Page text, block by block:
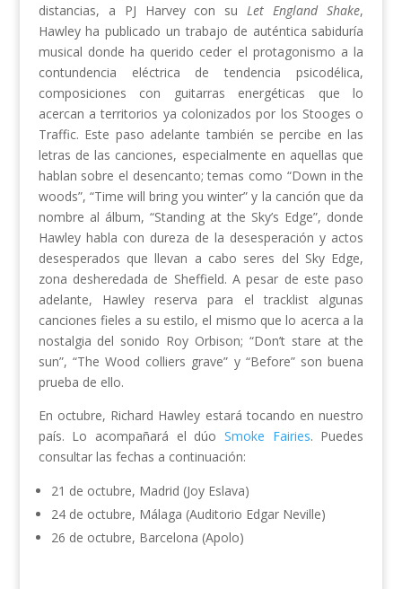
distancias, a PJ Harvey con suLet England Shake,
Hawley ha publicado un trabajo de auténtica sabiduría
musical donde ha querido ceder el protagonismo a la
contundencia eléctrica de tendencia psicodélica,
composiciones con guitarras energéticas que lo
acercan a territorios ya colonizados por los Stooges o
Traffic. Este paso adelante también se percibe en las
letras de las canciones, especialmente en aquellas que
hablan sobre el desencanto; temas como “Down in the
woods”, “Time will bring you winter” y la canción que da
nombre al álbum, “Standing at the Sky’s Edge”, donde
Hawley habla con dureza de la desesperación y actos
desesperados que llevan a cabo seres del Sky Edge,
zona desheredada de Sheffield. A pesar de este paso
adelante, Hawley reserva para el tracklist algunas
canciones fieles a su estilo, el mismo que lo acerca a la
nostalgia del sonido Roy Orbison; “Don’t stare at the
sun”, “The Wood colliers grave” y “Before” son buena
prueba de ello.
En octubre, Richard Hawley estará tocando en nuestro
país. Lo acompañará el dúoSmoke Fairies. Puedes
consultar las fechas a continuación:
21 de octubre, Madrid (Joy Eslava)
24 de octubre, Málaga (Auditorio Edgar Neville)
26 de octubre, Barcelona (Apolo)